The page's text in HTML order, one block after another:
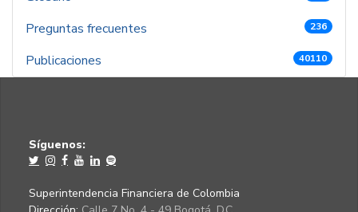
Preguntas frecuentes 236
Publicaciones 40110
Síguenos:
Superintendencia Financiera de Colombia